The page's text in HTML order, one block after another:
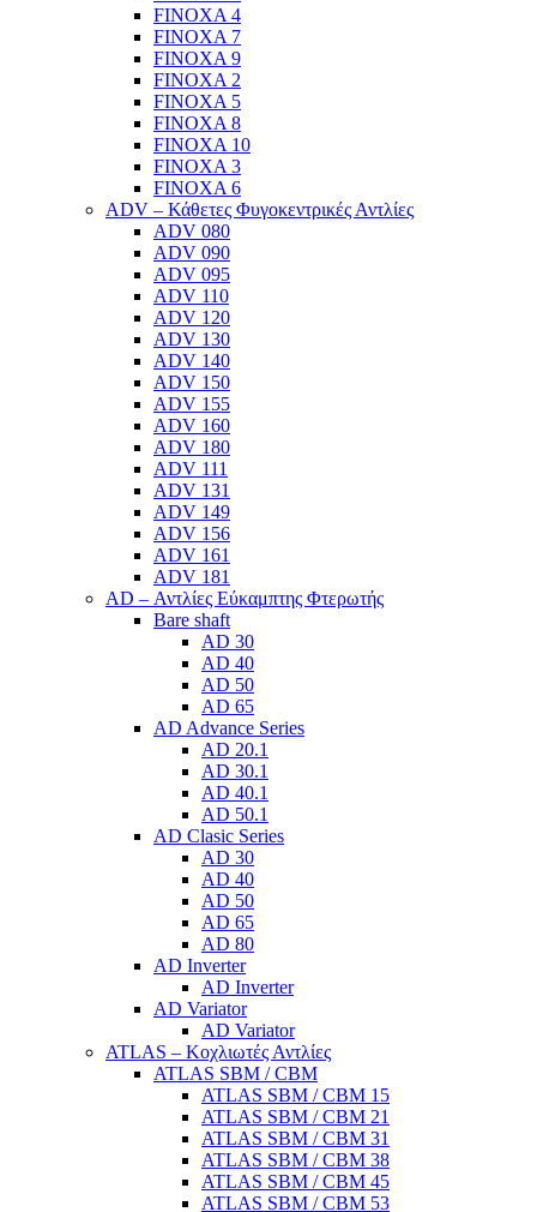
FINOXA 4
FINOXA 7
FINOXA 9
FINOXA 2
FINOXA 5
FINOXA 8
FINOXA 10
FINOXA 3
FINOXA 6
ADV – Κάθετες Φυγοκεντρικές Αντλίες
ADV 080
ADV 090
ADV 095
ADV 110
ADV 120
ADV 130
ADV 140
ADV 150
ADV 155
ADV 160
ADV 180
ADV 111
ADV 131
ADV 149
ADV 156
ADV 161
ADV 181
AD – Αντλίες Εύκαμπτης Φτερωτής
Bare shaft
AD 30
AD 40
AD 50
AD 65
AD Advance Series
AD 20.1
AD 30.1
AD 40.1
AD 50.1
AD Clasic Series
AD 30
AD 40
AD 50
AD 65
AD 80
AD Inverter
AD Inverter
AD Variator
AD Variator
ATLAS – Κοχλιωτές Αντλίες
ATLAS SBM / CBM
ATLAS SBM / CBM 15
ATLAS SBM / CBM 21
ATLAS SBM / CBM 31
ATLAS SBM / CBM 38
ATLAS SBM / CBM 45
ATLAS SBM / CBM 53